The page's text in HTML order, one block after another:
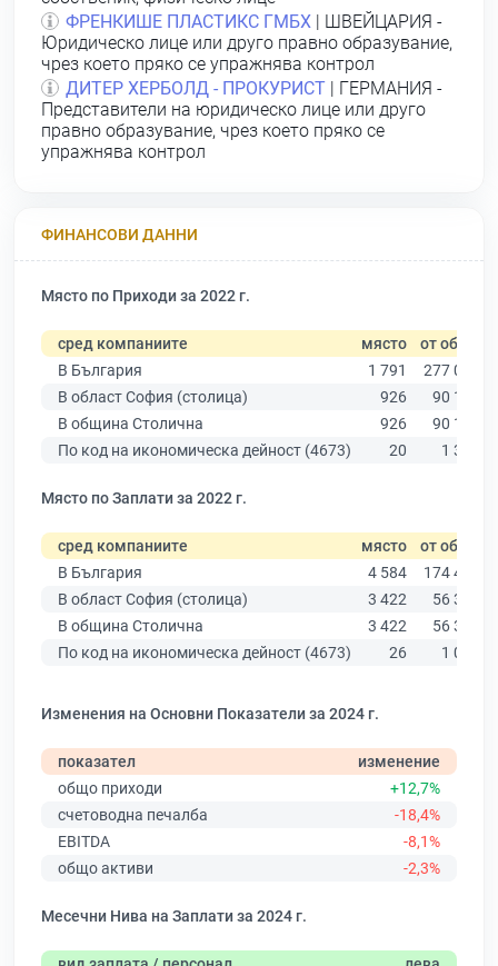
ФРЕНКИШЕ ПЛАСТИКС ГМБХ | ШВЕЙЦАРИЯ -
Юридическо лице или друго правно образувание,
чрез което пряко се упражнява контрол
ДИТЕР ХЕРБОЛД - ПРОКУРИСТ | ГЕРМАНИЯ -
Представители на юридическо лице или друго
правно образувание, чрез което пряко се
упражнява контрол
ФИНАНСОВИ ДАННИ
Място по Приходи за 2022 г.
сред компаниите място от общо
В България
1 791
277 019
В област София (столица)
926
90 178
В община Столична
926
90 178
По код на икономическа дейност (4673)
20 1 350
Място по Заплати за 2022 г.
сред компаниите място от общо
В България
4 584
174 403
В област София (столица)
3 422
56 378
В община Столична
3 422
56 378
По код на икономическа дейност (4673)
26 1 002
Изменения на Основни Показатели за 2024 г.
показател
изменение
общо приходи
+12,7%
счетоводна печалба
-18,4%
EBITDA
-8,1%
общо активи
-2,3%
Месечни Нива на Заплати за 2024 г.